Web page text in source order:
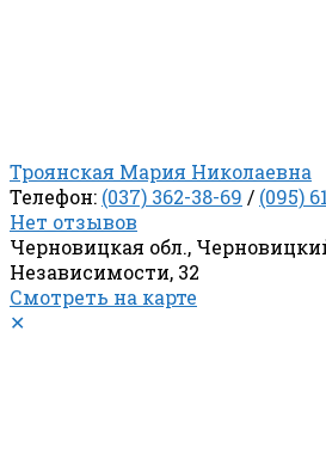
Троянская Мария Николаевна
Телефон: (037) 362-38-69 / (095)
Нет отзывов
Черновицкая обл.,
Независимости, 32
Смотреть на карте
✕